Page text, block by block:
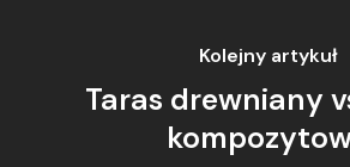
Kolejny artykuł
Taras drewniany